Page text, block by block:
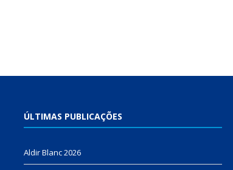
ÚLTIMAS PUBLICAÇÕES
Aldir Blanc 2026